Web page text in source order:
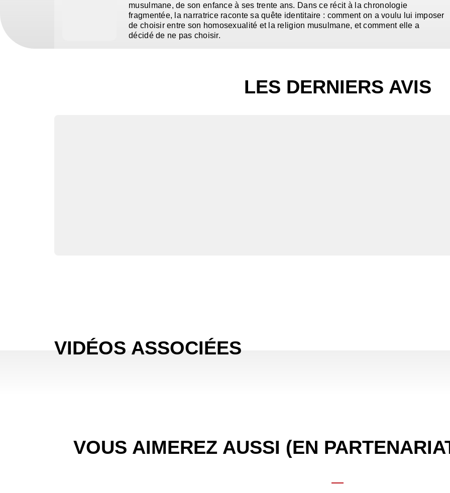
musulmane, de son enfance à ses trente ans. Dans ce récit à la chronologie
fragmentée, la narratrice raconte sa quête identitaire : comment on a voulu lui imposer
de choisir entre son homosexualité et la religion musulmane, et comment elle a
décidé de ne pas choisir.
LES DERNIERS AVIS
VIDÉOS ASSOCIÉES
VOUS AIMEREZ AUSSI (EN